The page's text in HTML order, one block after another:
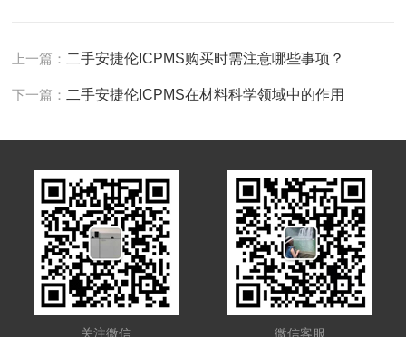
上一篇： 二手安捷伦ICPMS购买时需注意哪些事项？
下一篇： 二手安捷伦ICPMS在材料科学领域中的作用
关注微信 微信客服